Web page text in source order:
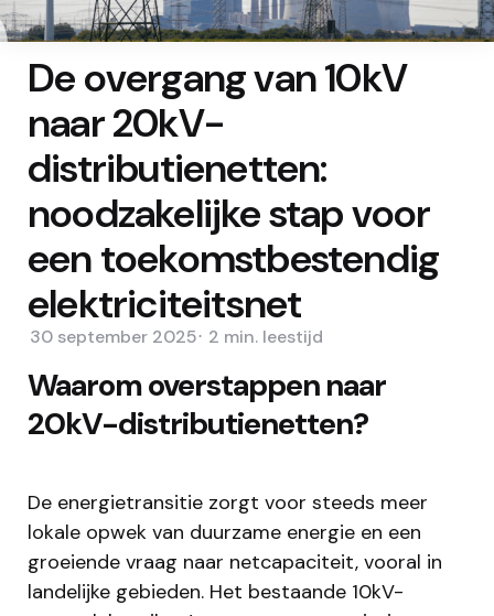
De overgang van 10kV
naar 20kV-
distributienetten:
noodzakelijke stap voor
een toekomstbestendig
elektriciteitsnet
30 september 2025 2 min. leestijd
Waarom overstappen naar
20kV-distributienetten?
De energietransitie zorgt voor steeds meer
lokale opwek van duurzame energie en een
groeiende vraag naar netcapaciteit, vooral in
landelijke gebieden. Het bestaande 10kV-